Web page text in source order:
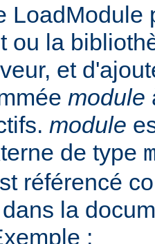
LoadModule
ou la
et
module
module
de type
référencé
dans la
: